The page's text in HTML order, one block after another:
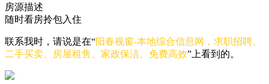
房源描述
随时看房拎包入住
联系我时，请说是在“阳春视窗-本地综合信息网，求职招聘、
二手买卖、房屋租售、家政保洁、免费高效”上看到的。